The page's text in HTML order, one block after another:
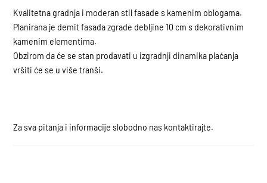
Kvalitetna gradnja i moderan stil fasade s kamenim oblogama.
Planirana je demit fasada zgrade debljine 10 cm s dekorativnim
kamenim elementima.
Obzirom da će se stan prodavati u izgradnji dinamika plaćanja
vršiti će se u više tranši.
Za sva pitanja i informacije slobodno nas kontaktirajte.